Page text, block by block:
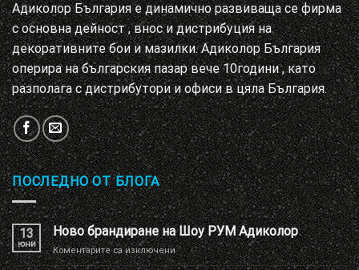
Адиколор България е динамично развиваща се фирма
с основна дейност , внос и дистрибуция на
декоративните бои и мазилки. Адиколор България
оперира на българския пазар вече 10години , като
разполага с дистрибутори и офиси в цяла България.
ПОСЛЕДНО ОТ БЛОГА
13
юни
Ново брандиране на Шоу РУМ Адиколор
Коментарите са изключениза
Ново